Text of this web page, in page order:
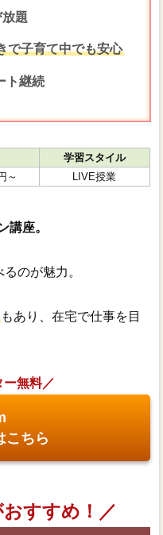
題
で子育て中でも安心
ト継続
学習スタイル
～ LIVE授業
講座。
のが魅力。
もあり、在宅で仕事を目
ー無料／
こちら
すすめ！／